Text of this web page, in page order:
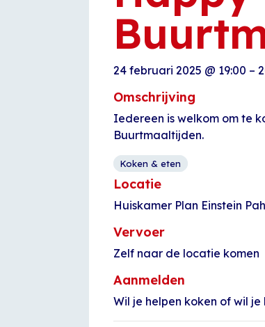
24 februari 2025 @ 19:00 –
Omschrijving
Iedereen is welkom om te
Buurtmaaltijden.
Koken & eten
Locatie
Huiskamer Plan Einstein
Vervoer
Zelf naar de locatie komen
Aanmelden
Wil je helpen koken of wil